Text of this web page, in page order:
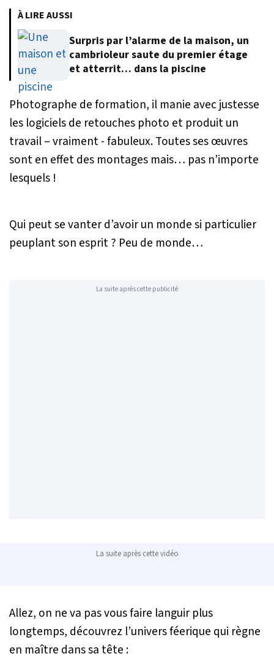
À LIRE AUSSI
Surpris par l’alarme de la maison, un
cambrioleur saute du premier étage
et atterrit… dans la piscine
Photographe de formation, il manie avec justesse
les logiciels de retouches photo et produit un
travail – vraiment - fabuleux. Toutes ses œuvres
sont en effet des montages mais… pas n’importe
lesquels !
Qui peut se vanter d’avoir un monde si particulier
peuplant son esprit ? Peu de monde…
La suite après cette publicité
La suite après cette vidéo
Allez, on ne va pas vous faire languir plus
longtemps, découvrez l’univers féerique qui règne
en maître dans sa tête :